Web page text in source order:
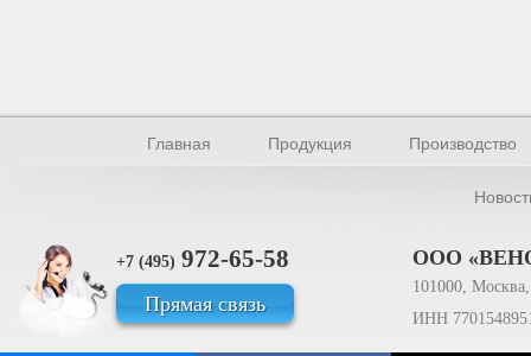
Главная Продукция Производство
+7 (495) 972-65-58
Прямая связь
ООО
101000,
ИНН